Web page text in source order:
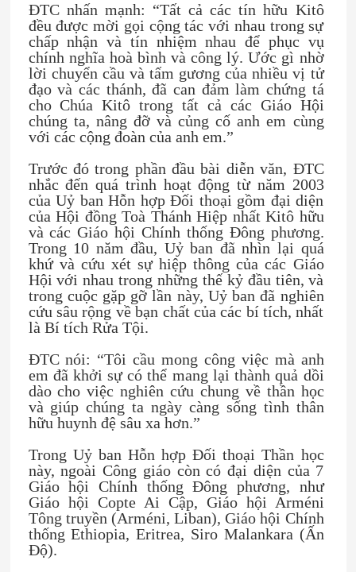
ĐTC nhấn mạnh: “Tất cả các tín hữu Kitô
đều được mời gọi cộng tác với nhau trong sự
chấp nhận và tín nhiệm nhau để phục vụ
chính nghĩa hoà bình và công lý. Ước gì nhờ
lời chuyển cầu và tấm gương của nhiều vị tử
đạo và các thánh, đã can đảm làm chứng tá
cho Chúa Kitô trong tất cả các Giáo Hội
chúng ta, nâng đỡ và củng cố anh em cùng
với các cộng đoàn của anh em.”
Trước đó trong phần đầu bài diễn văn, ĐTC
nhắc đến quá trình hoạt động từ năm 2003
của Uỷ ban Hỗn hợp Đối thoại gồm đại diện
của Hội đồng Toà Thánh Hiệp nhất Kitô hữu
và các Giáo hội Chính thống Đông phương.
Trong 10 năm đầu, Uỷ ban đã nhìn lại quá
khứ và cứu xét sự hiệp thông của các Giáo
Hội với nhau trong những thế kỷ đầu tiên, và
trong cuộc gặp gỡ lần này, Uỷ ban đã nghiên
cứu sâu rộng về bạn chất của các bí tích, nhất
là Bí tích Rửa Tội.
ĐTC nói: “Tôi cầu mong công việc mà anh
em đã khởi sự có thể mang lại thành quả dồi
dào cho việc nghiên cứu chung về thần học
và giúp chúng ta ngày càng sống tình thân
hữu huynh đệ sâu xa hơn.”
Trong Uỷ ban Hỗn hợp Đối thoại Thần học
này, ngoài Công giáo còn có đại diện của 7
Giáo hội Chính thống Đông phương, như
Giáo hội Copte Ai Cập, Giáo hội Arméni
Tông truyền (Arméni, Liban), Giáo hội Chính
thống Ethiopia, Eritrea, Siro Malankara (Ấn
Độ).